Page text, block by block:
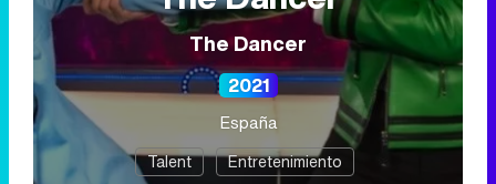
The Dancer
2021
España
Talent Entretenimiento